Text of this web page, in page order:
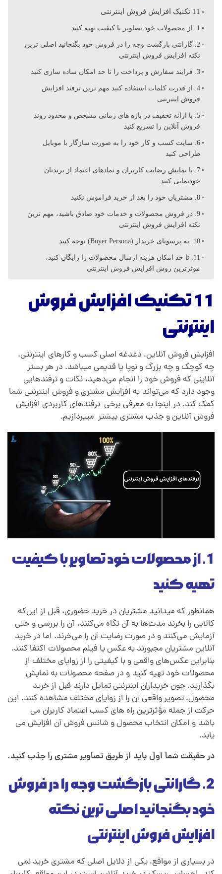
س
ک
ر
د
ی
ا
ف
ش
ف
ر
و
ش
ا
ی
ن
ت
ر
ن
11 تکنیک افزایش فروش اینترنتی
1. از محصولات خود تصاویر با کیفیت تهیه کنید
2. گارانتی بازگشت وجه را در فروش خود بگنجانید اصلی ترین
نکته افزایش فروش اینترنتی
3. فرایند سفارش و پرداخت را تا حد امکان ساده سازی کنید
4. از قدرت کلمات استفاده کنید مهم ترین ترفند افزایش
فروش اینترنتی
5. با ارائه تخفیف در بازه های زمانی مشخص و محدود روند
فروش آنلاین را تسریع کنید
6. سایت کسب و کار خود را به صورت سازگار با موبایل
طراحی کنید
7. با نمایش رضایت کاربران و نمادهای اعتماد از برندتان
خودنمایی کنید.
8. مشتریان خود را بعد از خرید فراموش نکنید
9. در فروش محصولات و خدمات خود صادق باشید، مهم ترین
نکته افزایش فروش اینترنتی
10. به پرسونای خریدار (Buyer Persona) توجه کنید
11. تا حد امکان هزینه ارسال محصولات را رایگان کنید،
موثرترین روش افزایش فروش اینترنتی
11 تکنیک افزایش فروش
اینترنتی
افزایش فروش آنلاین، دغدغه اصلی کسب و کارهای اینترنتی،
چه کوچک و چه بزرگ و نوپا یا قدیمی میباشد. در هر بستر
آنلاینی که فروش خود را انجام می‌دهید، نکات و ترفندهایی
وجود دارد که می‌تواند به افزایش مشتری و فروش اینترنتی شما
کمک کند. در اینجا به معرفی برخی ترفندهای کاربردی افزایش
فروش آنلاین‌‌‌ و جذب مشتری بیشتر میپردازیم.
1. از محصولات خود تصاویر با کیفیت
تهیه کنید
همانطور که میدانید مشتریان در خرید حضوری، قبل از این‌که
کالایی را بخرند مدت‌ها به آن نگاه می‌کنند، آن را بررسی و حتی
آزمایش می‌کنند و در صورت رضایت آن را می‌خرند. اما در خرید
آنلاین مشتریان مجبورند به عکس یا فیلم محصولات اکتفا کنند.
بنابراین عکس‌های واقعی و با کیفیتی را از زوایای مختلف از
محصولات خود تهیه کنید و در صفحه محصولات به نمایش
بگذارید. چون خریداران اینترنتی تمایل دارند قبل از خرید
محصول، تصویر واقعی آن را از زوایای مختلف مشاهده کنند. این
حرکت از جمله مؤثرترین راه های کسب اعتماد کاربران می
باشد و امکان انتخاب محصول و شانس فروش آن افزایش می
یابد.
در حقیقت شما اول باید از طریق تصاویر مشتری را جذب کنید.
2. گارانتی بازگشت وجه را در فروش
خود بگنجانید اصلی ترین نکته
افزایش فروش اینترنتی
در بسیاری از مواقع، یکی از دلایل اصلی که مشتری خرید نمی